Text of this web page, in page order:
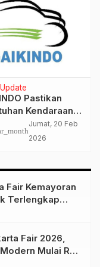
Pastikan
Kendaraan
Dalam Negeri
Jumat, 20 Feb
2026
Fair Kemayoran
Terlengkap
Fair 2026,
Mulai Rp